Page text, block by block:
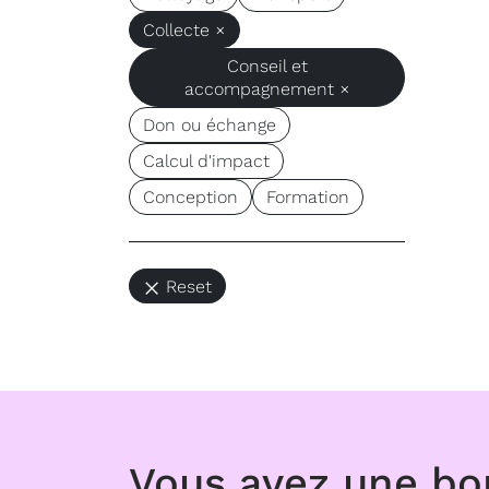
Collecte ×
Conseil et
accompagnement ×
Don ou échange
Calcul d'impact
Conception
Formation
Reset